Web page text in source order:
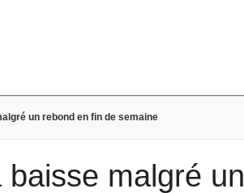
un rebond en fin de semaine
malgré un